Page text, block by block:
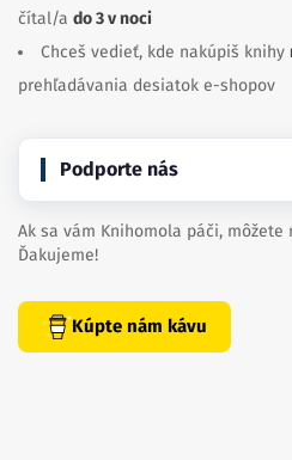
čítal/a do 3 v noci
Chceš vedieť, kde nakúpiš knihy
prehľadávania desiatok e-shopov
Podporte nás
Ak sa vám Knihomola páči,
Ďakujeme!
Kúpte nám kávu